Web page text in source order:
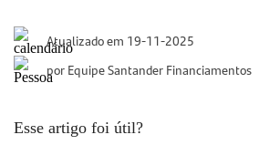
Atualizado em 19-11-2025
por Equipe Santander Financiamentos
Esse artigo foi útil?